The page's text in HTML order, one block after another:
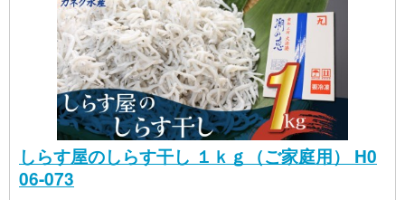
しらす屋のしらす干し １ｋｇ（ご家庭用） H0
06-073